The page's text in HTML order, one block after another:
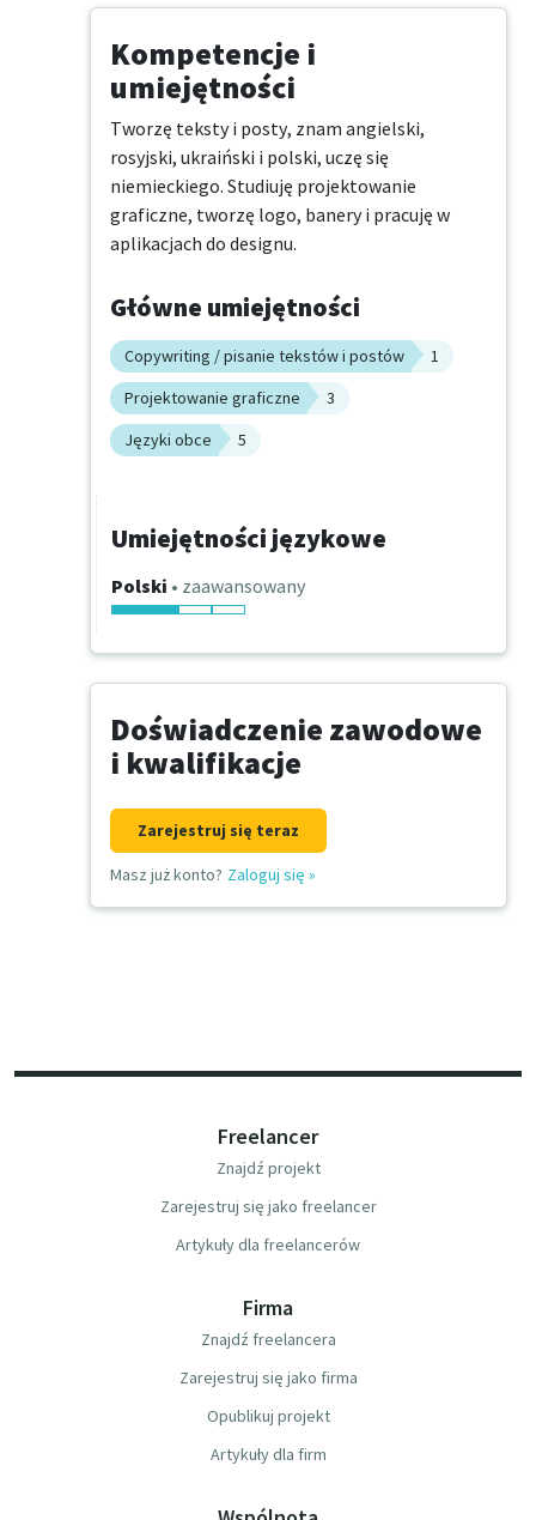
Kompetencje i
umiejętności
Tworzę teksty i posty, znam angielski,
rosyjski, ukraiński i polski, uczę się
niemieckiego. Studiuję projektowanie
graficzne, tworzę logo, banery i pracuję w
aplikacjach do designu.
Główne umiejętności
Copywriting / pisanie tekstów i postów
1
Projektowanie graficzne
3
Języki obce
5
Umiejętności językowe
Polski • zaawansowany
Doświadczenie zawodowe
i kwalifikacje
Zarejestruj się teraz
Masz już konto? Zaloguj się »
Freelancer
Znajdź projekt
Zarejestruj się jako freelancer
Artykuły dla freelancerów
Firma
Znajdź freelancera
Zarejestruj się jako firma
Opublikuj projekt
Artykuły dla firm